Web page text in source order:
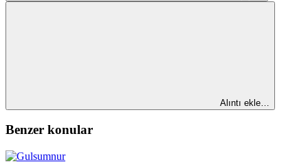
Alıntı ekle…
Benzer konular